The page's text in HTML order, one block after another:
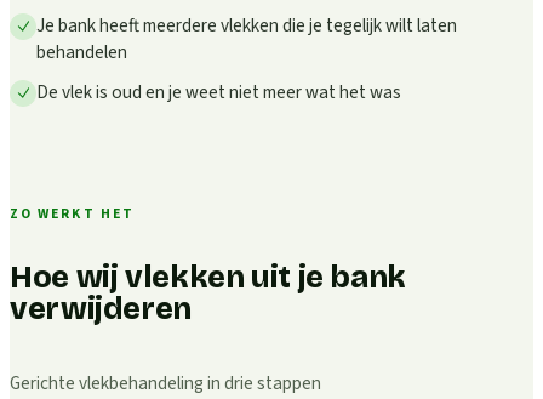
Je bank heeft meerdere vlekken die je tegelijk wilt laten
behandelen
De vlek is oud en je weet niet meer wat het was
ZO WERKT HET
Hoe wij vlekken uit je bank
verwijderen
Gerichte vlekbehandeling in drie stappen